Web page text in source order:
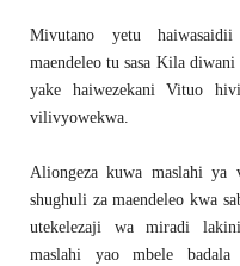
Mivutano yetu
maendeleo tu sasa Kila
yake haiwezekani Vituo
vilivyowekwa.
Aliongeza kuwa maslahi ya
shughuli za maendeleo kwa
utekelezaji wa miradi
maslahi yao mbele badala